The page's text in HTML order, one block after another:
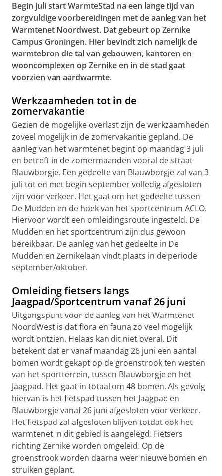
Begin juli start WarmteStad na een lange tijd van
zorgvuldige voorbereidingen met de aanleg van het
Warmtenet Noordwest. Dat gebeurt op Zernike
Campus Groningen. Hier bevindt zich namelijk de
warmtebron die tal van gebouwen, kantoren en
wooncomplexen op Zernike en in de stad gaat
voorzien van aardwarmte.
Werkzaamheden tot in de
zomervakantie
Gezien de mogelijke overlast zijn de werkzaamheden
zoveel mogelijk in de zomervakantie gepland. De
aanleg van het warmtenet begint op maandag 3 juli
en betreft in de zomermaanden vooral de straat
Blauwborgje. Een gedeelte van Blauwborgje zal van 3
juli tot en met begin september volledig afgesloten
zijn voor verkeer. Het gaat om het gedeelte tussen
De Mudden en de hoek van het sportcentrum ACLO.
Hiervoor wordt een omleidingsroute ingesteld. De
Mudden en het sportcentrum zijn dus gewoon
bereikbaar. De aanleg van het gedeelte in De
Mudden en Zernikelaan vindt plaats in de periode
september/oktober.
Omleiding fietsers langs
Jaagpad/Sportcentrum vanaf 26 juni
Uitgangspunt voor de aanleg van het Warmtenet
NoordWest is dat flora en fauna zo veel mogelijk
wordt ontzien. Helaas kan dit niet overal. Dit
betekent dat er vanaf maandag 26 juni een aantal
bomen wordt gekapt op de groenstrook ten westen
van het sportterrein, tussen Blauwborgje en het
Jaagpad. Het gaat in totaal om 48 bomen. Als gevolg
hiervan is het fietspad tussen het Jaagpad en
Blauwborgje vanaf 26 juni afgesloten voor verkeer.
Het fietspad zal afgesloten blijven totdat ook het
warmtenet in dit gebied is aangelegd. Fietsers
richting Zernike worden omgeleid. Op de
groenstrook worden daarna weer nieuwe bomen en
struiken geplant.